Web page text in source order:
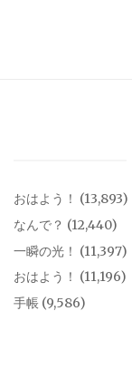
おはよう！ (13,893)
なんで？ (12,440)
一瞬の光！ (11,397)
おはよう！ (11,196)
手帳 (9,586)